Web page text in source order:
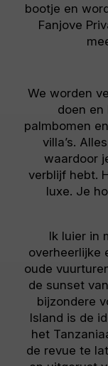
bootje en
Fanjove
We worden
doen en
palmbomen
villa’s.
waardoor
verblijf hebt.
luxe. Je
Ik luier in
overheerlijke
oude
de sunset
bijzondere
Island is de
het
de revue te